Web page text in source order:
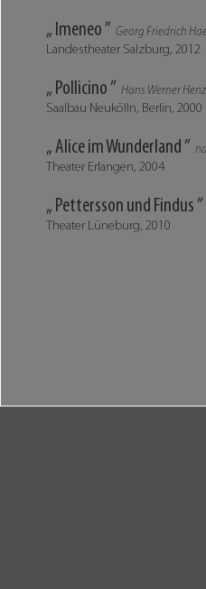
„ Imeneo ” Georg Friedrich
Landestheater Salzburg, 2012
„ Pollicino ” Hans Werner
Saalbau Neukölln, Berlin, 2000
„ Alice im Wunderland ”
Theater Erlangen, 2004
„ Pettersson und Findus ”
Theater Lüneburg, 2010